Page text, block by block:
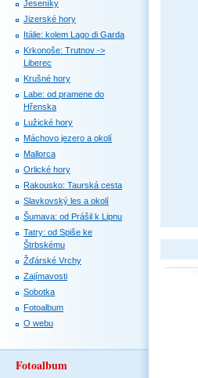
Jeseníky
Jizerské hory
Itálie: kolem Lago di Garda
Krkonoše: Trutnov ->
Liberec
Krušné hory
Labe: od pramene do
Hřenska
Lužické hory
Máchovo jezero a okolí
Mallorca
Orlické hory
Rakousko: Taurská cesta
Slavkovský les a okolí
Šumava: od Prášil k Lipnu
Tatry: od Spiše ke
Štrbskému
Žďárské Vrchy
Zajímavosti
Sobotka
Fotoalbum
O webu
Fotoalbum